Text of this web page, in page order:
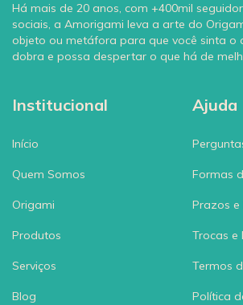
Há mais de 20 anos, com +400mil
sociais, a Amorigami leva a arte do
objeto ou metáfora para que você sinta o
dobra e possa despertar o que há de
Institucional
Início
Quem Somos
Origami
Produtos
Serviços
Blog
Ajuda
Formas
Prazos e
Trocas e
Termos
Política